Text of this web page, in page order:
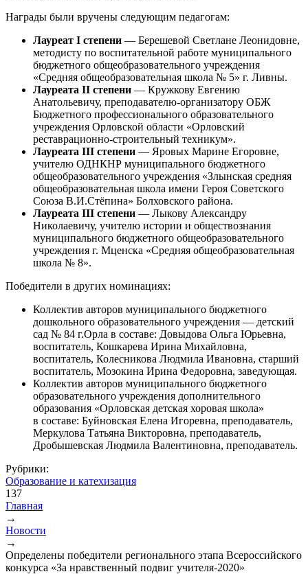
Награды были вручены следующим педагогам:
Лауреат I степени — Берешевой Светлане Леонидовне,
методисту по воспитательной работе муниципального
бюджетного общеобразовательного учреждения
«Средняя общеобразовательная школа № 5» г. Ливны.
Лауреата II степени — Кружкову Евгению
Анатольевичу, преподавателю-организатору ОБЖ
Бюджетного профессионального образовательного
учреждения Орловской области «Орловский
реставрационно-строительный техникум».
Лауреата III степени — Яровых Марине Егоровне,
учителю ОДНКНР муниципального бюджетного
общеобразовательного учреждения «Злынская средняя
общеобразовательная школа имени Героя Советского
Союза В.И.Стёпина» Болховского района.
Лауреата III степени — Лыкову Александру
Николаевичу, учителю истории и обществознания
муниципального бюджетного общеобразовательного
учреждения г. Мценска «Средняя общеобразовательная
школа № 8».
Победители в других номинациях:
Коллектив авторов муниципального бюджетного
дошкольного образовательного учреждения — детский
сад № 84 г.Орла в составе: Довыдова Ольга Юрьевна,
воспитатель, Кошкарева Ирина Михайловна,
воспитатель, Колесникова Людмила Ивановна, старший
воспитатель, Мозокина Ирина Федоровна, заведующая.
Коллектив авторов муниципального бюджетного
образовательного учреждения дополнительного
образования «Орловская детская хоровая школа»
в составе: Буйновская Елена Игоревна, преподаватель,
Меркулова Татьяна Викторовна, преподаватель,
Дробышевская Людмила Валентиновна, преподаватель.
Рубрики:
Образование и катехизация
137
Вы здесь
Главная
→
Новости
→
Определены победители регионального этапа Всероссийского
конкурса «За нравственный подвиг учителя-2020»